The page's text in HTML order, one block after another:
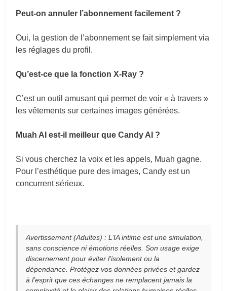
Peut-on annuler l’abonnement facilement ?
Oui, la gestion de l’abonnement se fait simplement via
les réglages du profil.
Qu’est-ce que la fonction X-Ray ?
C’est un outil amusant qui permet de voir « à travers »
les vêtements sur certaines images générées.
Muah AI est-il meilleur que Candy AI ?
Si vous cherchez la voix et les appels, Muah gagne.
Pour l’esthétique pure des images, Candy est un
concurrent sérieux.
Avertissement (Adultes) : L’IA intime est une simulation,
sans conscience ni émotions réelles. Son usage exige
discernement pour éviter l’isolement ou la
dépendance. Protégez vos données privées et gardez
à l’esprit que ces échanges ne remplacent jamais la